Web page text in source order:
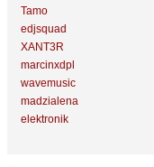
Tamo
edjsquad
XANT3R
marcinxdpl
wavemusic
madzialena
elektronik